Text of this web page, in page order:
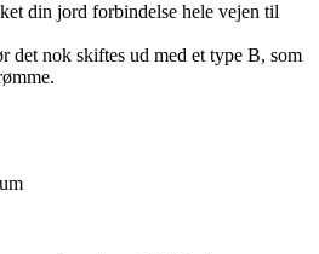
din jord forbindelse hele vejen til
det nok skiftes ud med et type B, som